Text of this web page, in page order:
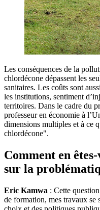
Les conséquences de la
chlordécone dépassent les
sanitaires. Les coûts sont
les institutions, sentiment
territoires. Dans le cadre du
professeur en économie à
dimensions multiples et à ce
chlordécone".
Comment en
sur la
Eric Kamwa : Cette
de formation, mes travaux se